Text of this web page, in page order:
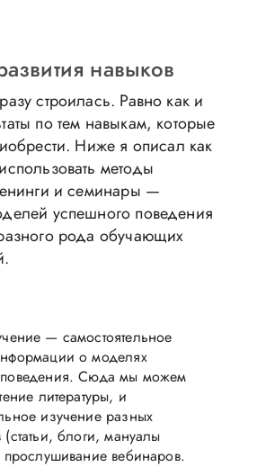
навыков
строилась. Равно как и
по тем навыкам, которые
Ниже я описал как
методы
и семинары —
успешного поведения
рода обучающих
— самостоятельное
о моделях
поведения. Сюда мы можем
литературы, и
изучение разных
(статьи, блоги, мануалы
прослушивание вебинаров.